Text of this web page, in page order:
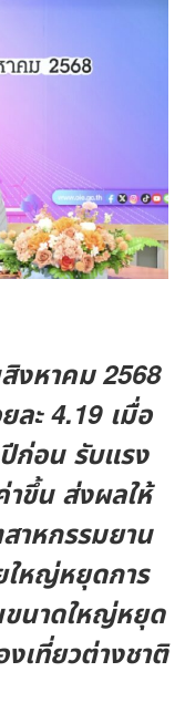
งหาคม 2568
ละ 4.19 เมื่อ
ก่อน รับแรง
ขึ้น ส่งผลให้
าหกรรมยาน
หญ่หยุดการ
ขนาดใหญ่หยุด
เที่ยวต่างชาติ